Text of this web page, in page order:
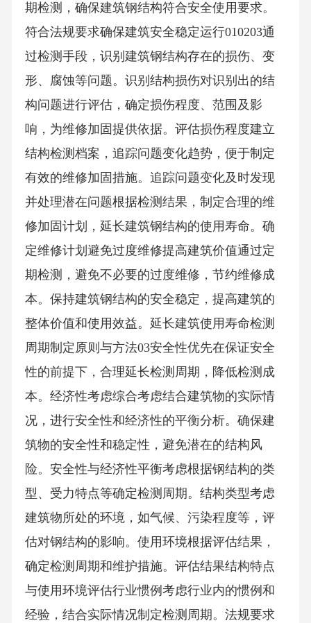
期检测，确保建筑钢结构符合安全使用要求。
符合法规要求确保建筑安全稳定运行010203通
过检测手段，识别建筑钢结构存在的损伤、变
形、腐蚀等问题。识别结构损伤对识别出的结
构问题进行评估，确定损伤程度、范围及影
响，为维修加固提供依据。评估损伤程度建立
结构检测档案，追踪问题变化趋势，便于制定
有效的维修加固措施。追踪问题变化及时发现
并处理潜在问题根据检测结果，制定合理的维
修加固计划，延长建筑钢结构的使用寿命。确
定维修计划避免过度维修提高建筑价值通过定
期检测，避免不必要的过度维修，节约维修成
本。保持建筑钢结构的安全稳定，提高建筑的
整体价值和使用效益。延长建筑使用寿命检测
周期制定原则与方法03安全性优先在保证安全
性的前提下，合理延长检测周期，降低检测成
本。经济性考虑综合考虑结合建筑物的实际情
况，进行安全性和经济性的平衡分析。确保建
筑物的安全性和稳定性，避免潜在的结构风
险。安全性与经济性平衡考虑根据钢结构的类
型、受力特点等确定检测周期。结构类型考虑
建筑物所处的环境，如气候、污染程度等，评
估对钢结构的影响。使用环境根据评估结果，
确定检测周期和维护措施。评估结果结构特点
与使用环境评估行业惯例考虑行业内的惯例和
经验，结合实际情况制定检测周期。法规要求